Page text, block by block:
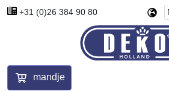
+31 (0)26 384 90 80
mandje